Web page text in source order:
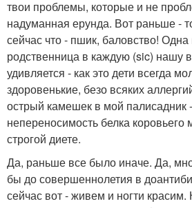
твои проблемы, которые и не
надуманная ерунда. Вот раньше -
сейчас что - пшик, баловство! Одна
родственница в каждую (sic) нашу
удивляется - как это дети всегда
здоровенькие, безо всяких
острый камешек в мой палисадник
непереносимость белка коровьего
строгой диете.
Да, раньше все было иначе. Да,
бы до совершеннолетия в
сейчас вот - живем и ногти